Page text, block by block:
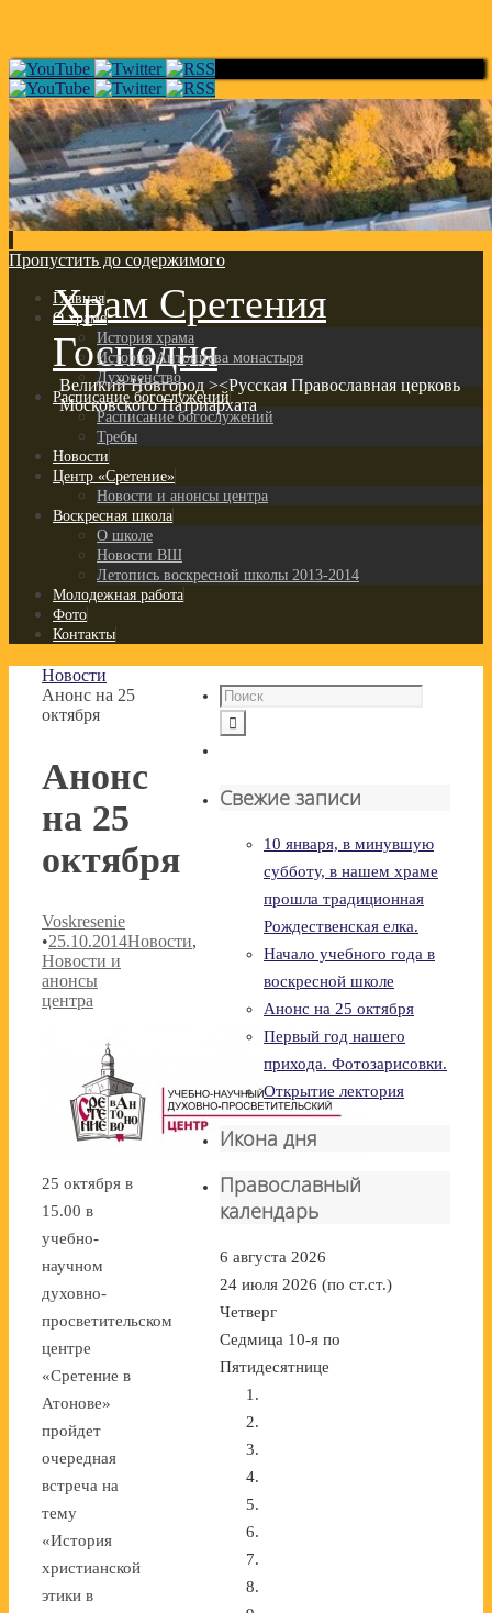
Храм Сретения
Господня
Великий Новгород ><Русская Православная церковь
Московского Патриархата
Пропустить до содержимого
Главная
О храме
История храма
История Антониева монастыря
Духовенство
Расписание богослужений
Расписание богослужений
Требы
Новости
Центр «Сретение»
Новости и анонсы центра
Воскресная школа
О школе
Новости ВШ
Летопись воскресной школы 2013-2014
Молодежная работа
Фото
Контакты
Новости
Анонс на 25
октября
Анонс
на 25
октября
Voskresenie
•25.10.2014Новости,
Новости и
анонсы
центра
25 октября в
15.00 в
учебно-
научном
духовно-
просветительском
центре
«Сретение в
Атонове»
пройдет
очередная
встреча на
тему
«История
христианской
этики в
Свежие записи
10 января, в минувшую
субботу, в нашем храме
прошла традиционная
Рождественская елка.
Начало учебного года в
воскресной школе
Анонс на 25 октября
Первый год нашего
прихода. Фотозарисовки.
Открытие лектория
Икона дня
Православный
календарь
6 августа 2026
24 июля 2026 (по ст.ст.)
Четверг
Седмица 10-я по
Пятидесятнице